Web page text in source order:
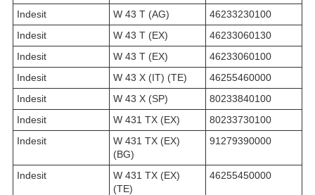
Indesit
W 43 T (AG)
46233230100
Indesit
W 43 T (EX)
46233060130
Indesit
W 43 T (EX)
46233060100
Indesit
W 43 X (IT) (TE)
46255460000
Indesit
W 43 X (SP)
80233840100
Indesit
W 431 TX (EX)
80233730100
Indesit
W 431 TX (EX)
(BG)
91279390000
Indesit
W 431 TX (EX)
(TE)
46255450000